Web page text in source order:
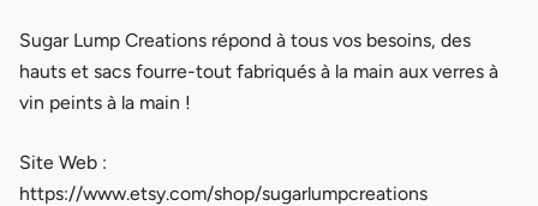
Sugar Lump Creations répond à tous vos besoins, des
hauts et sacs fourre-tout fabriqués à la main aux verres à
vin peints à la main !
Site Web :
https://www.etsy.com/shop/sugarlumpcreations